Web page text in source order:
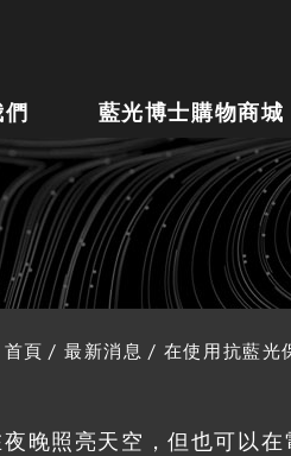
藍光博士購物商城
首頁 最新消息 在使用抗藍光
晚照亮天空，但也可以在